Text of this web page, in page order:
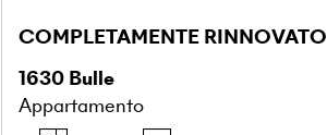
COMPLETAMENTE RINNOVATO
1630 Bulle
Appartamento